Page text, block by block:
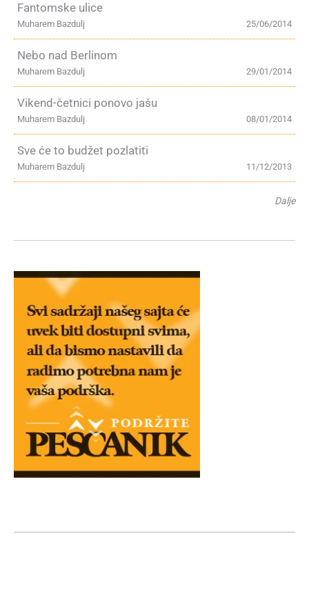
Fantomske ulice
25/06/2014
Muharem Bazdulj
Nebo nad Berlinom
29/01/2014
Muharem Bazdulj
Vikend-četnici ponovo jašu
08/01/2014
Muharem Bazdulj
Sve će to budžet pozlatiti
11/12/2013
Muharem Bazdulj
Dalje